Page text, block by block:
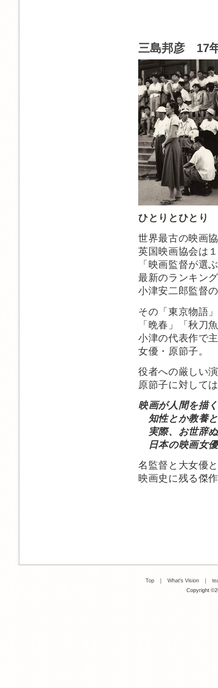
三島邦彦 17
ひとりとひとり
世界最古の映画
英国映画協会は
「映画監督が選
最新のランキン
小津安二郎監督
その「東京物語
「晩春」「秋刀
小津の代表作で
女優・原節子。
役者への厳しい
原節子に対して
映画が人間を描
知性とか教養
実際、お世辞
日本の映画女
名監督と大女優
映画史に残る傑
Top ｜ What's Vision ｜
Copyright